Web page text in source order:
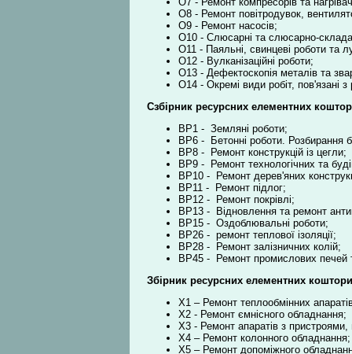
О8 - Ремонт повітродувок,
О9 - Ремонт насосів;
О10 - Слюсарні та слюсарно-
О11 - Паяльні, свинцеві роботи та
О12 - Вулканізаційні роботи;
О13 - Дефектоскопія металів та
О14 - Окремі види робіт, пов'язані
Сзбірник ресурсних елементних
ВР1 - Земляні роботи;
ВР6 - Бетонні роботи. Розбирання
ВР8 - Ремонт конструкцій із цегли;
ВР9 - Ремонт технологічних та
ВР10 - Ремонт дерев'яних
ВР11 - Ремонт підлог;
ВР12 - Ремонт покрівлі;
ВР13 - Відновлення та ремонт
ВР15 - Оздоблювальні роботи;
ВР26 - ремонт теплової ізоляції;
ВР28 - Ремонт залізничних колій;
ВР45 - Ремонт промислових печей
Збірник ресурсних елементних
Х1 – Ремонт теплообмінних
Х2 - Ремонт ємнісного обладнання;
Х3 - Ремонт апаратів з
Х4 – Ремонт колонного обладнання;
Х5 – Ремонт допоміжного